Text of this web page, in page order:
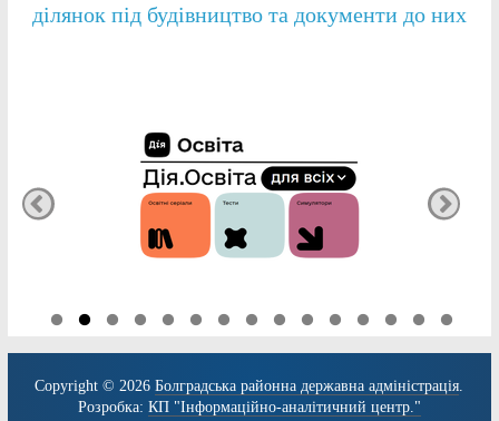
ділянок під будівництво та документи до них
Copyright © 2026Болградська районна державна адміністрація
Розробка: КП "Інформаційно-аналітичний центр."